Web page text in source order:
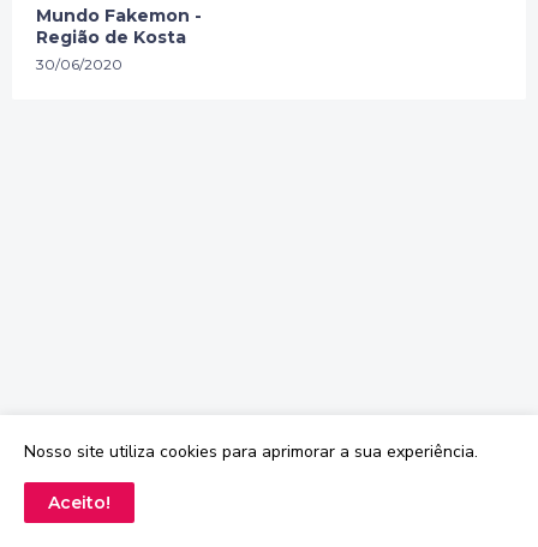
Mundo Fakemon -
Região de Kosta
30/06/2020
Nosso site utiliza cookies para aprimorar a sua experiência.
Aceito!